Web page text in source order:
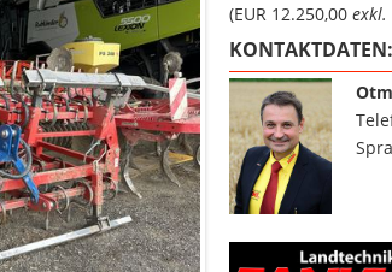
(EUR 12.250,00 exkl.
KONTAKTDATEN: